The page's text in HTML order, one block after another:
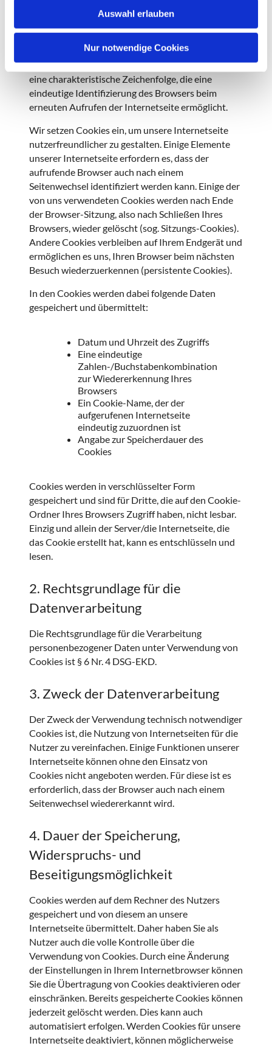
Auswahl erlauben
Nur notwendige Cookies
Internetbrowser bzw. vom Internetbrowser auf
werden. Ruft ein Nutzer eine Internetseite auf, so
kann ein Cookie auf dem Betriebssystem des
Nutzers gespeichert werden. Dieser Cookie enthält
eine charakteristische Zeichenfolge, die eine
eindeutige Identifizierung des Browsers beim
erneuten Aufrufen der Internetseite ermöglicht.
Wir setzen Cookies ein, um unsere Internetseite
nutzerfreundlicher zu gestalten. Einige Elemente
unserer Internetseite erfordern es, dass der
aufrufende Browser auch nach einem
Seitenwechsel identifiziert werden kann. Einige der
von uns verwendeten Cookies werden nach Ende
der Browser-Sitzung, also nach Schließen Ihres
Browsers, wieder gelöscht (sog. Sitzungs-Cookies).
Andere Cookies verbleiben auf Ihrem Endgerät und
ermöglichen es uns, Ihren Browser beim nächsten
Besuch wiederzuerkennen (persistente Cookies).
In den Cookies werden dabei folgende Daten
gespeichert und übermittelt:
Datum und Uhrzeit des Zugriffs
Eine eindeutige
Zahlen-/Buchstabenkombination
zur Wiedererkennung Ihres
Browsers
Ein Cookie-Name, der der
aufgerufenen Internetseite
eindeutig zuzuordnen ist
Angabe zur Speicherdauer des
Cookies
Cookies werden in verschlüsselter Form
gespeichert und sind für Dritte, die auf den Cookie-
Ordner Ihres Browsers Zugriff haben, nicht lesbar.
Einzig und allein der Server/die Internetseite, die
das Cookie erstellt hat, kann es entschlüsseln und
lesen.
2. Rechtsgrundlage für die
Datenverarbeitung
Die Rechtsgrundlage für die Verarbeitung
personenbezogener Daten unter Verwendung von
Cookies ist § 6 Nr. 4 DSG-EKD.
3. Zweck der Datenverarbeitung
Der Zweck der Verwendung technisch notwendiger
Cookies ist, die Nutzung von Internetseiten für die
Nutzer zu vereinfachen. Einige Funktionen unserer
Internetseite können ohne den Einsatz von
Cookies nicht angeboten werden. Für diese ist es
erforderlich, dass der Browser auch nach einem
Seitenwechsel wiedererkannt wird.
4. Dauer der Speicherung,
Widerspruchs- und
Beseitigungsmöglichkeit
Cookies werden auf dem Rechner des Nutzers
gespeichert und von diesem an unsere
Internetseite übermittelt. Daher haben Sie als
Nutzer auch die volle Kontrolle über die
Verwendung von Cookies. Durch eine Änderung
der Einstellungen in Ihrem Internetbrowser können
Sie die Übertragung von Cookies deaktivieren oder
einschränken. Bereits gespeicherte Cookies können
jederzeit gelöscht werden. Dies kann auch
automatisiert erfolgen. Werden Cookies für unsere
Internetseite deaktiviert, können möglicherweise